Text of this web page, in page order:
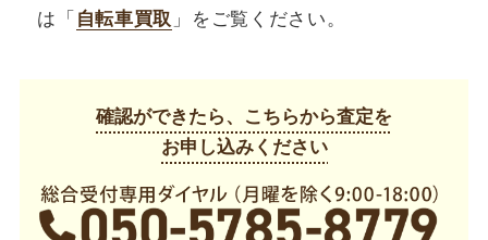
は「 自転車買取 」をご覧ください。
確認ができたら、こちらから査定を
お申し込みください